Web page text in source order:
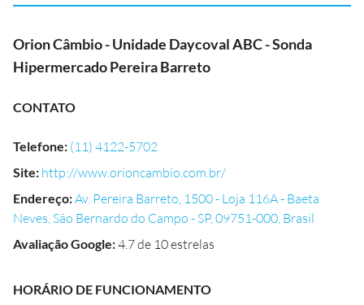
Orion Câmbio - Unidade Daycoval ABC - Sonda
Hipermercado Pereira Barreto
CONTATO
Telefone: (11) 4122-5702
Site: http://www.orioncambio.com.br/
Endereço:Av. Pereira Barreto, 1500 - Loja 116A - Baeta
Neves, São Bernardo do Campo - SP, 09751-000, Brasil
Avaliação Google:4.7 de 10 estrelas
HORÁRIO DE FUNCIONAMENTO